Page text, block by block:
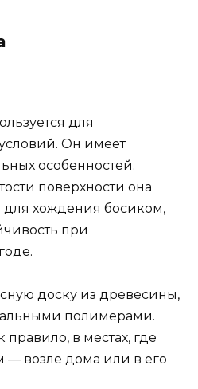
для
Он имеет
особенностей.
поверхности она
для хождения босиком,
при
доску из древесины,
полимерами.
правило, в местах, где
— возле дома или в его